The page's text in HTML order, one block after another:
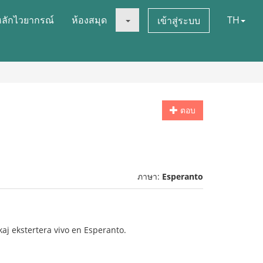
กไวยากรณ์ ห้องสมุด เข้าสู่ระบบ TH
ตอบ
ภาษา: Esperanto
ekstertera vivo en Esperanto.